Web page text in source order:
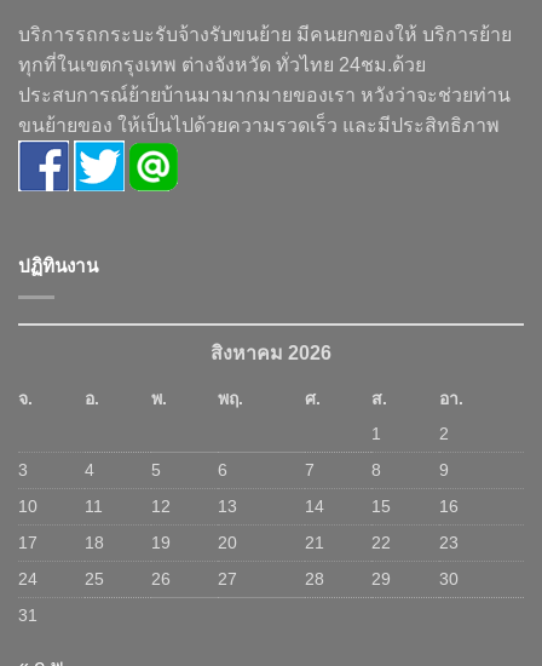
บริการรถกระบะรับจ้างรับขนย้าย มีคนยกของให้ บริการย้าย
ทุกที่ในเขตกรุงเทพ ต่างจังหวัด ทั่วไทย 24ชม.ด้วย
ประสบการณ์ย้ายบ้านมามากมายของเรา หวังว่าจะช่วยท่าน
ขนย้ายของ ให้เป็นไปด้วยความรวดเร็ว และมีประสิทธิภาพ
ปฏิทินงาน
สิงหาคม 2026
จ. อ. พ. พฤ. ศ. ส.
อา.
1
2
3
4 5 6 7 8
9
10
11 12 13 14 15
16
17
18 19 20 21 22
23
24
25 26 27 28 29
30
31